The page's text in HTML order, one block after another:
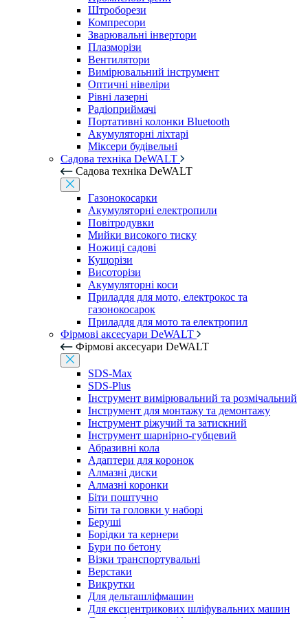
Штроборези
Компресори
Зварювальні інвертори
Плазморізи
Вентилятори
Вимірювальний інструмент
Оптичні нівеліри
Рівні лазерні
Радіоприймачі
Портативні колонки Bluetooth
Акумуляторні ліхтарі
Міксери будівельні
Садова техніка DeWALT
Садова техніка DeWALT
Газонокосарки
Акумуляторні електропили
Повітродувки
Мийки високого тиску
Ножиці садові
Кущорізи
Висоторізи
Акумуляторні коси
Приладдя для мото, електрокос та
газонокосарок
Приладдя для мото та електропил
Фірмові аксесуари DeWALT
Фірмові аксесуари DeWALT
SDS-Max
SDS-Plus
Інструмент вимірювальний та розмічальний
Інструмент для монтажу та демонтажу
Інструмент ріжучий та затискний
Інструмент шарнірно-губцевий
Абразивні кола
Адаптери для коронок
Алмазні диски
Алмазні коронки
Біти поштучно
Біти та головки у наборі
Беруші
Борідки та кернери
Бури по бетону
Візки транспортувальні
Верстаки
Викрутки
Для дельташліфмашин
Для ексцентрикових шліфувальних машин